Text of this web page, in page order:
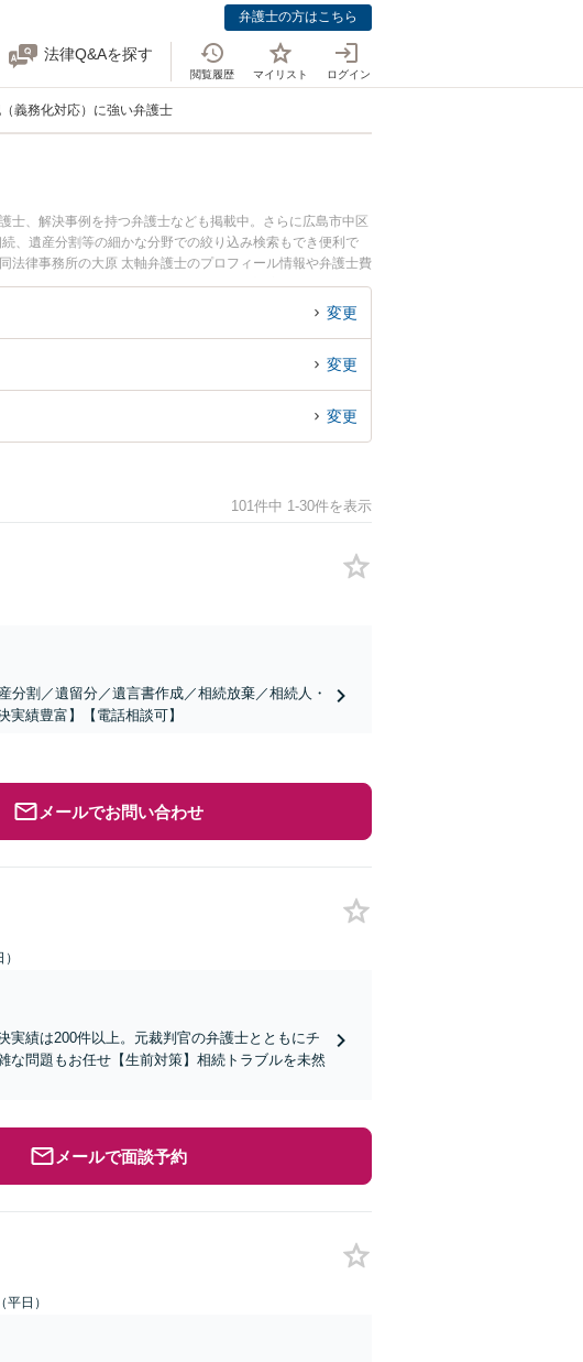
弁護士の方はこちら
法律Q&Aを探す
閲覧履歴 マイリスト ログイン
義務化対応）に強い弁護士
、解決事例を持つ弁護士なども掲載中。さらに広島市中区
、遺産分割等の細かな分野での絞り込み検索もでき便利で
法律事務所の大原 太軸弁護士のプロフィール情報や弁護士費
護士に相談したい』『相続登記（義務化対応）のトラブル解
護士に相談予約したい』などでお困りの相談者さんにおすす
変更
変更
変更
101件中 1-30件を表示
分割／遺留分／遺言書作成／相続放棄／相続人・
績豊富】【電話相談可】
メールでお問い合わせ
実績は200件以上。元裁判官の弁護士とともにチ
な問題もお任せ【生前対策】相続トラブルを未然
メールで面談予約
日）